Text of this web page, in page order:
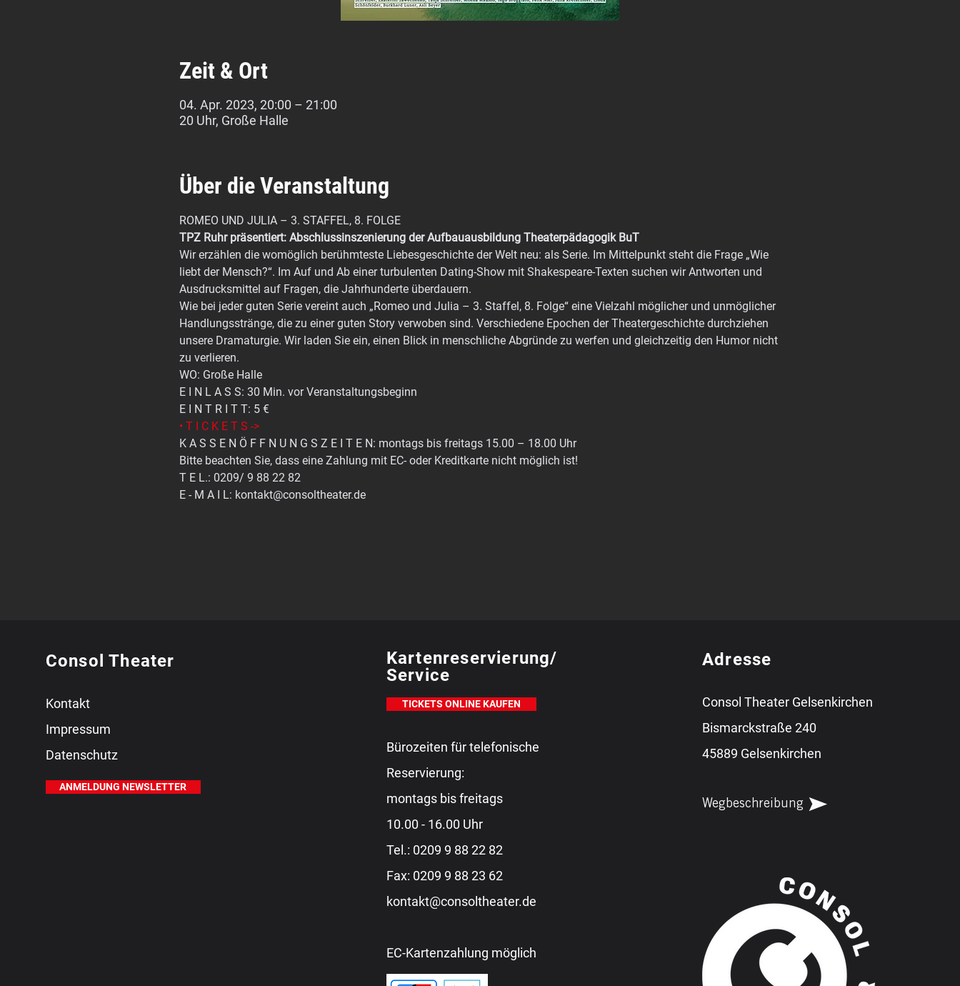
Zeit & Ort
04. Apr. 2023, 20:00 – 21:00
20 Uhr, Große Halle
Über die Veranstaltung
ROMEO UND JULIA – 3. STAFFEL, 8. FOLGE
TPZ Ruhr präsentiert: Abschlussinszenierung der Aufbauausbildung Theaterpädagogik BuT
Wir erzählen die womöglich berühmteste Liebesgeschichte der Welt neu: als Serie. Im Mittelpunkt steht die Frage „Wie
liebt der Mensch?“. Im Auf und Ab einer turbulenten Dating-Show mit Shakespeare-Texten suchen wir Antworten und
Ausdrucksmittel auf Fragen, die Jahrhunderte überdauern.
Wie bei jeder guten Serie vereint auch „Romeo und Julia – 3. Staffel, 8. Folge“ eine Vielzahl möglicher und unmöglicher
Handlungsstränge, die zu einer guten Story verwoben sind. Verschiedene Epochen der Theatergeschichte durchziehen
unsere Dramaturgie. Wir laden Sie ein, einen Blick in menschliche Abgründe zu werfen und gleichzeitig den Humor nicht
zu verlieren.
WO: Große Halle
E I N L A S S: 30 Min. vor Veranstaltungsbeginn
E I N T R I T T: 5 €
• T I C K E T S ->
K A S S E N Ö F F N U N G S Z E I T E N: montags bis freitags 15.00 – 18.00 Uhr
Bitte beachten Sie, dass eine Zahlung mit EC- oder Kreditkarte nicht möglich ist!
T E L.: 0209/ 9 88 22 82
E - M A I L: kontakt@consoltheater.de
Consol Theater
Kontakt
Impressum
Datenschutz
ANMELDUNG NEWSLETTER
Kartenreservierung/
Service
TICKETS ONLINE KAUFEN
Bürozeiten für telefonische
Reservierung:
montags bis freitags
10.00 - 16.00 Uhr
Tel.: 0209 9 88 22 82
Fax: 0209 9 88 23 62
kontakt@consoltheater.de
EC-Kartenzahlung möglich
Adresse
Consol Theater Gelsenkirchen
Bismarckstraße 240
45889 Gelsenkirchen
Wegbeschreibung